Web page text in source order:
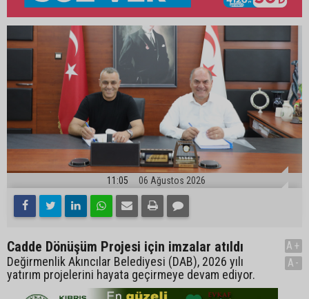
11:05 06 Ağustos 2026
Cadde Dönüşüm Projesi için imzalar atıldı
Değirmenlik Akıncılar Belediyesi (DAB), 2026 yılı
yatırım projelerini hayata geçirmeye devam ediyor.
A+
A-